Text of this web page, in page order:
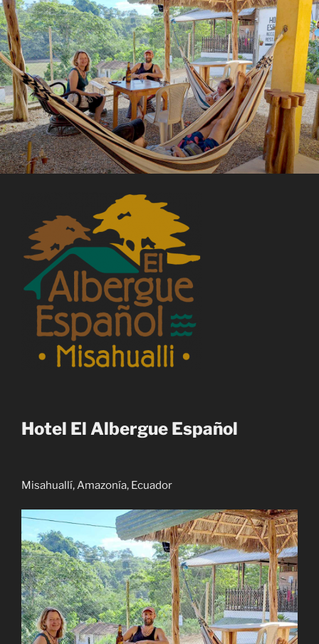
Hotel El Albergue Español
Misahuallí, Amazonía, Ecuador